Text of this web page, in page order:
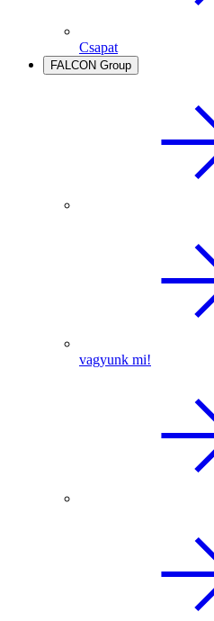
Csapat
FALCON Group
vagyunk mi!